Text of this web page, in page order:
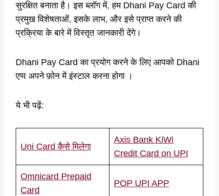
सुरक्षित बनाता है। इस ब्लॉग में, हम Dhani Pay Card की
प्रमुख विशेषताओं, इसके लाभ, और इसे प्राप्त करने की
प्रक्रिया के बारे में विस्तृत जानकारी देंगे।
Dhani Pay Card का प्रयोग करने के लिए आपको Dhani
एप्प अपने फ़ोन में इंस्टाल करना होगा ।
ये भी पढ़ें:
Uni Card कैसे मिलेगा
Axis Bank KiWi
Credit Card on UPI
Omnicard Prepaid
Card
POP UPI APP